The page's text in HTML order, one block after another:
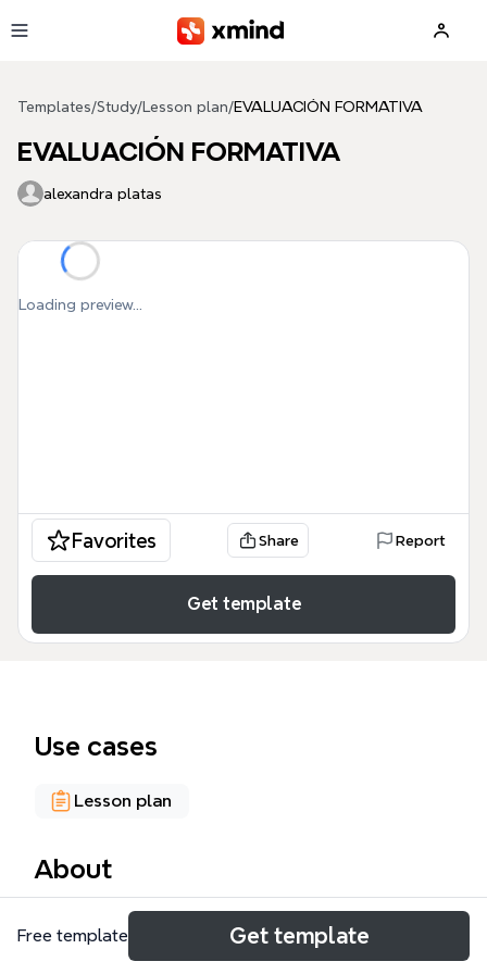
Templates/Study/ Lesson plan/EVALUACIÓN FORMATIVA
EVALUACIÓN FORMATIVA
alexandra platas
Loading preview...
Favorites Share Report
Get template
Use cases
Lesson plan
About
La evaluación formativa es un proceso progresivo,
gradual, sistemático, diferenciado, contextualizado
Free template Get template